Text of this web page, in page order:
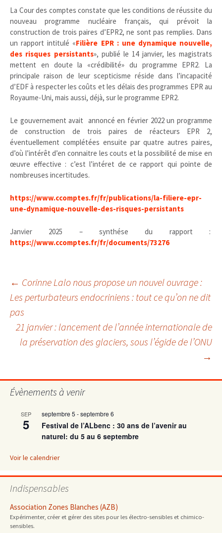
La Cour des comptes constate que les conditions de réussite du
nouveau programme nucléaire français, qui prévoit la
construction de trois paires d’EPR2, ne sont pas remplies. Dans
un rapport intitulé «Filière EPR : une dynamique nouvelle,
des risques persistants», publié le 14 janvier, les magistrats
mettent en doute la «crédibilité» du programme EPR2. La
principale raison de leur scepticisme réside dans l’incapacité
d’EDF à respecter les coûts et les délais des programmes EPR au
Royaume-Uni, mais aussi, déjà, sur le programme EPR2.
Le gouvernement avait annoncé en février 2022 un programme
de construction de trois paires de réacteurs EPR 2,
éventuellement complétées ensuite par quatre autres paires,
d’où l’intérêt d’en connaitre les couts et la possibilité de mise en
œuvre effective : c’est l’intéret de ce rapport qui pointe de
nombreuses incertitudes.
https://www.ccomptes.fr/fr/publications/la-filiere-epr-
une-dynamique-nouvelle-des-risques-persistants
Janvier 2025 – synthése du rapport :
https://www.ccomptes.fr/fr/documents/73276
Navigation
des
articles
← Corinne Lalo nous propose un nouvel ouvrage :
Les perturbateurs endocriniens : tout ce qu’on ne dit
pas
21 janvier : lancement de l’année internationale de
la préservation des glaciers, sous l’égide de l’ONU
→
Évènements à venir
SEP
5
septembre 5 -septembre 6
Festival de l’ALbenc : 30 ans de l’avenir au
naturel: du 5 au 6 septembre
Voir le calendrier
Indispensables
Association Zones Blanches (AZB)
Expérimenter, créer et gérer des sites pour les électro-sensibles et chimico-
sensibles.